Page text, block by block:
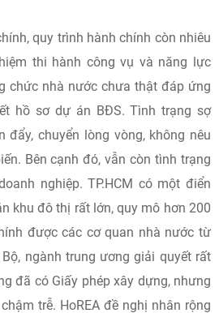
quy trình hành chính còn nhiêu
thi hành công vụ và năng lực
chức nhà nước chưa thật đáp ứng
hồ sơ dự án BĐS. Tình trạng sợ
đẩy, chuyển lòng vòng, không nêu
Bên cạnh đó, vẫn còn tình trạng
nghiệp. TP.HCM có một điển
khu đô thị rất lớn, quy mô hơn 200
được các cơ quan nhà nước từ
ngành trung ương giải quyết rất
đã có Giấy phép xây dựng, nhưng
trễ. HoREA đề nghị nhân rộng